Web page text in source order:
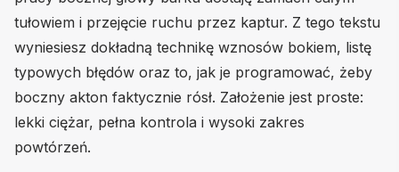
tułowiem i przejęcie ruchu przez kaptur. Z tego tekstu
wyniesiesz dokładną technikę wznosów bokiem, listę
typowych błędów oraz to, jak je programować, żeby
boczny akton faktycznie rósł. Założenie jest proste:
lekki ciężar, pełna kontrola i wysoki zakres
powtórzeń.